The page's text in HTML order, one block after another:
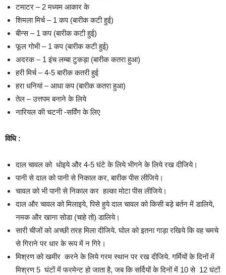
टमाटर – 2 मध्यम आकार के
शिमला मिर्च – 1 कप (बारीक कटी हुई)
बीन्स – 1 कप (बारीक कटी हुई)
फूल गोभी – 1 कप (बारीक कटी हुई)
अदरक – 1 इंच लम्बा टुकड़ा (बारीक कतरा हुआ)
हरी मिर्च – 4-5 बारीक कतरी हुई
हरा धनियां – आधा कप (बारीक कतरा हुआ)
तेल – उत्तपम बनाने के लिये
नारियल की चटनी -सर्विंग के लिए
विधि :
दाल चावल को धोइये और 4-5 घंटे के लिये भीगने के लिये रख दीजिये।
पानी से दाल को पानी से निकाल कर, बारीक पीस लीजिये।
चावल को भी पानी से निकाल कर हल्का मोटा पीस लीजिये।
दाल और चावल को मिलाइये, पिसे हुये दाल चावल को किसी बड़े बर्तन में डालिये,
नमक और खाना सोडा (चाहे तो) डालिये।
सारी चीजों को अच्छी तरह मिला दीजिये. घोल को इतना गाड़ा रखिये कि वह चमचे
से गिराने पर धार के रूप में न गिरे।
मिश्रण को खमीर करने के लिये गरम स्थान पर रख दीजिये. गर्मियों के दिनों में
मिश्रण 5 घंटों में फरमेन्ट हो जाता है, जब कि सर्दियों के दिनों में 10 से 12 घंटों